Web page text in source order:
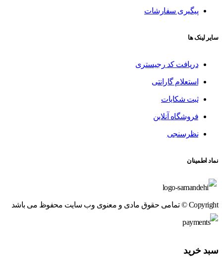
پیگیری سفارشات
سایر لینک ها
دریافت کد رجیستری
استعلام گارانتی
ثبت شکایات
فروشگاه آنلاین
نظرسنجی
نماد اطمینان
Copyright © تمامی حقوق مادی و معنوی وب سایت محفوظ می باشد
سبد خرید